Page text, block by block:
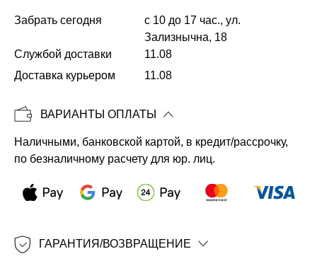
Копировать
Забрать сегодня
с 10 до 17 час., ул.
Зализнычна, 18
Службой доставки
11.08
Доставка курьером
11.08
ВАРИАНТЫ ОПЛАТЫ
Наличными, банковской картой, в кредит/рассрочку,
по безналичному расчету для юр. лиц.
ГАРАНТИЯ/ВОЗВРАЩЕНИЕ